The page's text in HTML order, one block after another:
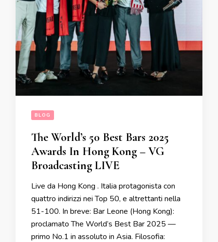
BLOG
The World’s 50 Best Bars 2025
Awards In Hong Kong – VG
Broadcasting LIVE
Live da Hong Kong . Italia protagonista con
quattro indirizzi nei Top 50, e altrettanti nella
51-100. In breve: Bar Leone (Hong Kong):
proclamato The World’s Best Bar 2025 —
primo No.1 in assoluto in Asia. Filosofia: